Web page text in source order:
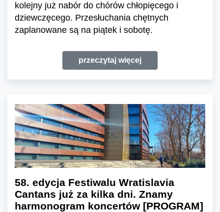
kolejny już nabór do chórów chłopięcego i
dziewczęcego. Przesłuchania chętnych
zaplanowane są na piątek i sobotę.
przeczytaj więcej
58. edycja Festiwalu Wratislavia
Cantans już za kilka dni. Znamy
harmonogram koncertów [PROGRAM]